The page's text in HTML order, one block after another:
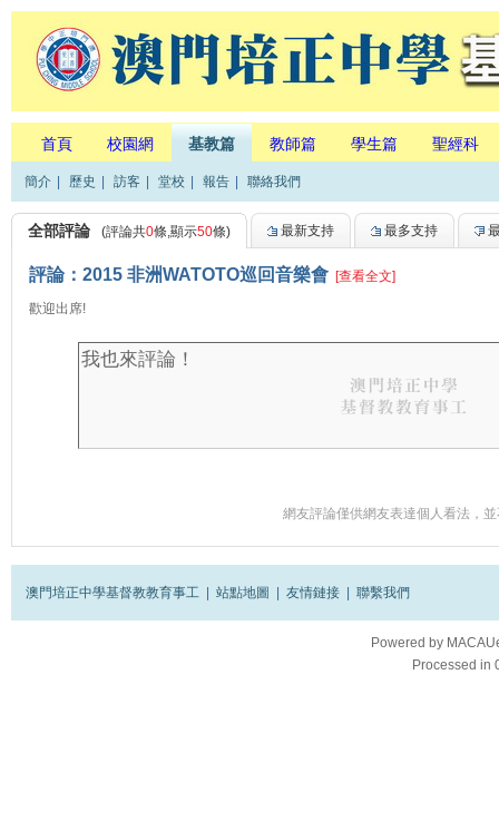
首頁 校園網 基教篇 教師篇 學生篇 聖經科
簡介 歷史 訪客 堂校 報告 聯絡我們
全部評論 (評論共0條,顯示50條) 最新支持 最多支持
評論：2015 非洲WATOTO巡回音樂會 [查看全文]
歡迎出席!
網友評論僅供網友表達個人看法，
澳門培正中學基督教教育事工 站點地圖 友情鏈接 聯繫我們
Powered by
Processed in